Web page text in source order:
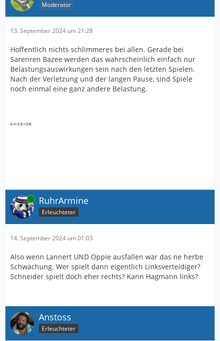
Moderator
13. September 2024 um 21:28
Hoffentlich nichts schlimmeres bei allen. Gerade bei
Sarenren Bazee werden das wahrscheinlich einfach nur
Belastungsauswirkungen sein nach den letzten Spielen.
Nach der Verletzung und der langen Pause, sind Spiele
noch einmal eine ganz andere Belastung.
Online RuhrArmine
Erleuchteter
14. September 2024 um 01:03
Also wenn Lannert UND Oppie ausfallen wär das ne herbe
Schwächung. Wer spielt dann eigentlich Linksverteidiger?
Schneider spielt doch eher rechts? Kann Hagmann links?
Anstoss
Erleuchteter